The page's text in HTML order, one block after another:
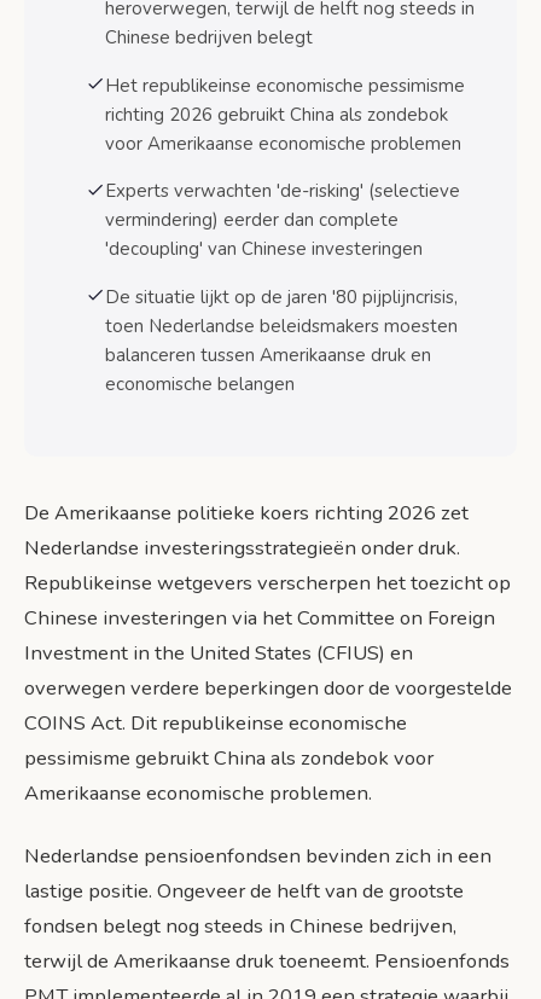
Heronderhandeling USMCA en
Veelgestelde vragen over republikeins China-
beleid
Bronnen
heroverwegen, terwijl de helft nog steeds in
Chinese bedrijven belegt
Het republikeinse economische pessimisme
richting 2026 gebruikt China als zondebok
voor Amerikaanse economische problemen
Experts verwachten 'de-risking' (selectieve
vermindering) eerder dan complete
'decoupling' van Chinese investeringen
De situatie lijkt op de jaren '80 pijplijncrisis,
toen Nederlandse beleidsmakers moesten
balanceren tussen Amerikaanse druk en
economische belangen
De Amerikaanse politieke koers richting 2026 zet
Nederlandse investeringsstrategieën onder druk.
Republikeinse wetgevers verscherpen het toezicht op
Chinese investeringen via het Committee on Foreign
Investment in the United States (CFIUS) en
overwegen verdere beperkingen door de voorgestelde
COINS Act. Dit republikeinse economische
pessimisme gebruikt China als zondebok voor
Amerikaanse economische problemen.
Nederlandse pensioenfondsen bevinden zich in een
lastige positie. Ongeveer de helft van de grootste
fondsen belegt nog steeds in Chinese bedrijven,
terwijl de Amerikaanse druk toeneemt. Pensioenfonds